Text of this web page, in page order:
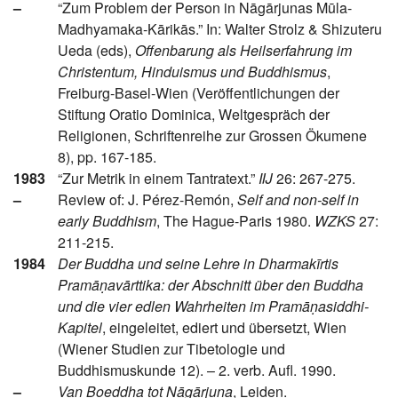
–
“Zum Problem der Person in Nāgārjunas Mūla-
Madhyamaka-Kārikās.” In: Walter Strolz & Shizuteru
Ueda (eds), Offenbarung als Heilserfahrung im
Christentum, Hinduismus und Buddhismus,
Freiburg-Basel-Wien (Veröffentlichungen der
Stiftung Oratio Dominica, Weltgespräch der
Religionen, Schriftenreihe zur Grossen Ökumene
8), pp. 167-185.
1983
“Zur Metrik in einem Tantratext.” IIJ26: 267-275.
–
Review of: J. Pérez-Remón, Self and non-self in
early Buddhism, The Hague-Paris 1980. WZKS27:
211-215.
1984
Der Buddha und seine Lehre in Dharmakīrtis
Pramāṇavārttika: der Abschnitt über den Buddha
und die vier edlen Wahrheiten im Pramāṇasiddhi-
Kapitel, eingeleitet, ediert und übersetzt, Wien
(Wiener Studien zur Tibetologie und
Buddhismuskunde 12). – 2. verb. Aufl. 1990.
–
Van Boeddha tot Nāgārjuna, Leiden.